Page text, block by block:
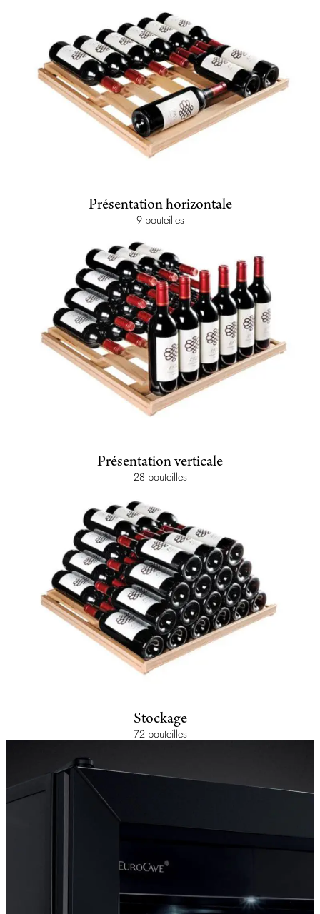
Présentation horizontale
9 bouteilles
Présentation verticale
28 bouteilles
Stockage
72 bouteilles